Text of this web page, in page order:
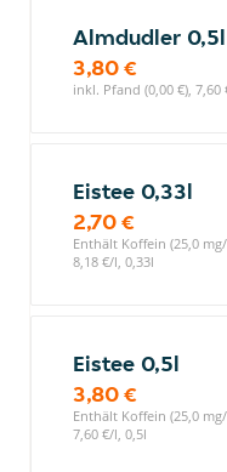
Almdudler 0,5l
3,80 €
inkl. Pfand (0,00 €), 7,60
Eistee 0,33l
2,70 €
Enthält Koffein (25,0
8,18 €/l, 0,33l
Eistee 0,5l
3,80 €
Enthält Koffein (25,0
7,60 €/l, 0,5l